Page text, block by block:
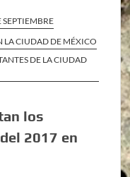
LA CIUDAD DE MÉXICO
DE LA CIUDAD
los
2017 en